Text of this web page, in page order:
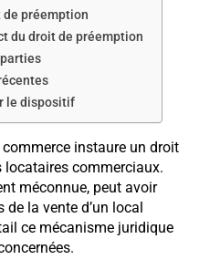
préemption
du droit de préemption
le dispositif
commerce instaure un droit
commerciaux.
méconnue, peut avoir
la vente d’un local
ce mécanisme juridique